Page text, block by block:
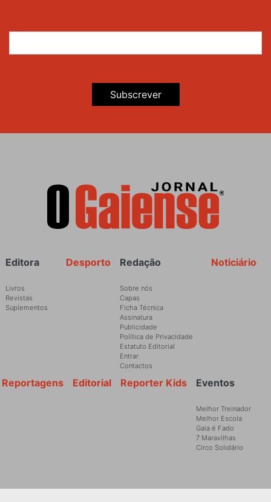
Subscrever
Rodapé Noticiário
Redação
Sobre nós
Capas
Ficha Técnica
Assinatura
Publicidade
Política de Privacidade
Estatuto Editorial
Entrar
Contactos
Desporto
Editora
Livros
Revistas
Suplementos
Eventos
Melhor Treinador
Melhor Escola
Gaia é Fado
7 Maravilhas
Circo Solidário
Reporter Kids
Editorial
Reportagens